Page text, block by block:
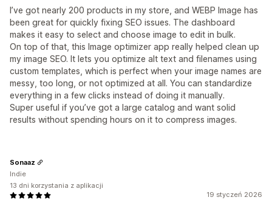
I’ve got nearly 200 products in my store, and WEBP Image has
been great for quickly fixing SEO issues. The dashboard
makes it easy to select and choose image to edit in bulk.
On top of that, this Image optimizer app really helped clean up
my image SEO. It lets you optimize alt text and filenames using
custom templates, which is perfect when your image names are
messy, too long, or not optimized at all. You can standardize
everything in a few clicks instead of doing it manually.
Super useful if you’ve got a large catalog and want solid
results without spending hours on it to compress images.
19 styczeń 2026
Sonaaz
Indie
13 dni korzystania z aplikacji